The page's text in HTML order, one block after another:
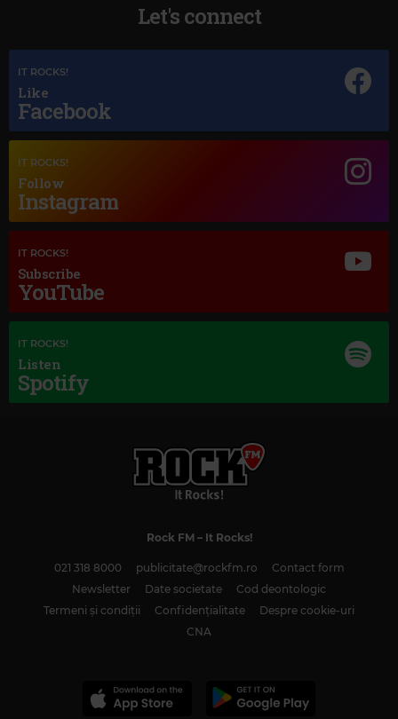
SARAH VAUGHAN–
AIDA: TRIUMPHAL MARCH
Let's connect
IT ROCKS!
Like
Facebook
IT ROCKS!
Follow
Instagram
IT ROCKS!
Subscribe
YouTube
IT ROCKS!
Listen
Spotify
Rock FM– It Rocks!
021 318 8000 publicitate@rockfm.ro
Contact form
Newsletter
Date societate
Cod deontologic
Termeni și condiții
Confidențialitate
Despre cookie-uri
CNA